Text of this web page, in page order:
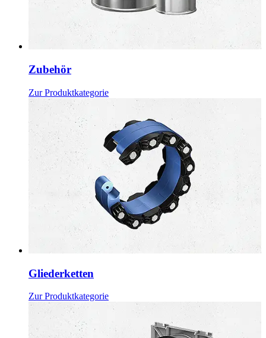
Zubehör
Zur Produktkategorie
Gliederketten
Zur Produktkategorie